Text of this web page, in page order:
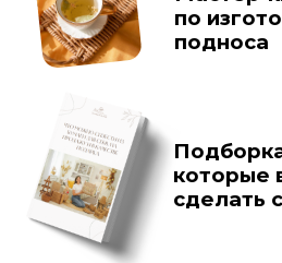
Посвятите эти 2
И я обещаю вам — эти 2
что-то внутри. Вы
другому. Не как
с руками не оттуда». А
Творца. Волшебницу,
Не сериалу. Не борщу. А